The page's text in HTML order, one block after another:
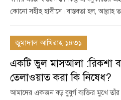
কোনো সহীহ হাদীসে। বাস্তবতা হল, আল্লাহ
জুমাদাল আখিরাহ ১৪৩১
একটি ভুল মাসআলা :রিকশা
তেলাওয়াত করা কি নিষেধ?
আমাদের একজন বড় বুযুর্গ ব্যক্তির মুখে